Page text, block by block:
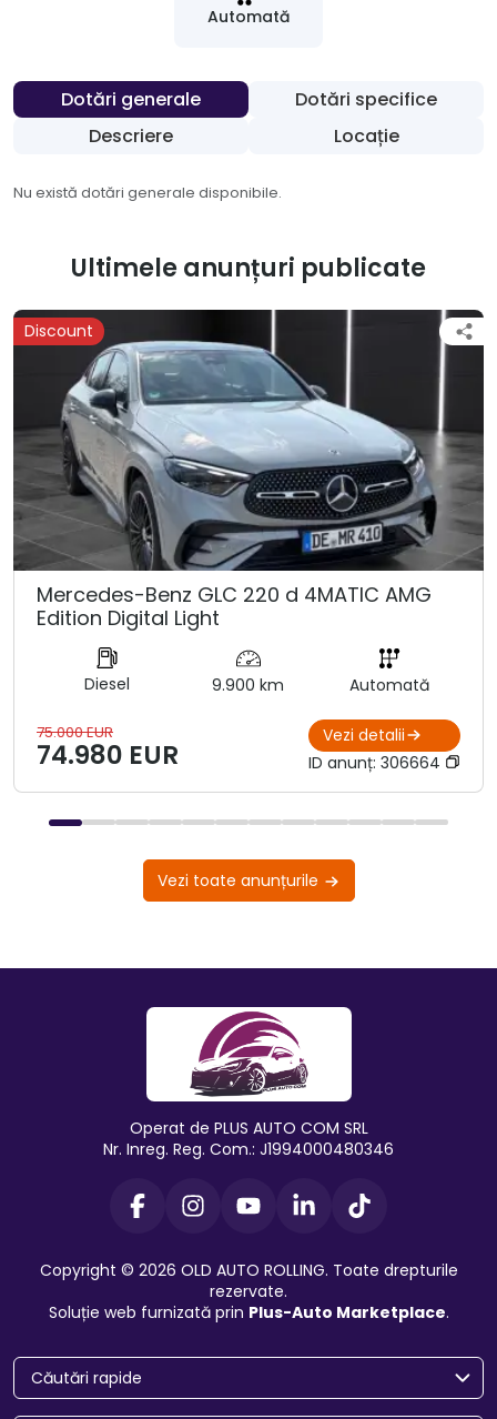
Automată
Dotări generale
Dotări specifice
Descriere
Locație
Nu există dotări generale disponibile.
Ultimele anunțuri publicate
Discount
Mercedes-Benz GLC 220 d 4MATIC AMG
Edition Digital Light
Diesel 9.900 km Automată
75.000 EUR
74.980 EUR
Vezi detalii
ID anunț: 306664
Vezi toate anunțurile
Operat de PLUS AUTO COM SRL
Nr. Inreg. Reg. Com.: J1994000480346
Copyright © 2026 OLD AUTO ROLLING. Toate drepturile
rezervate.
Soluție web furnizată prin Plus-Auto Marketplace.
Căutări rapide